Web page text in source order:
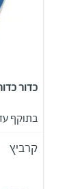
כדור כדורסל ב-20
בתוקף עד:
קרביץ